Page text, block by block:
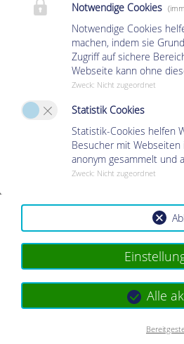
Notwendige Cookies
Notwendige Cookies
machen, indem sie
Zugriff auf sichere
Webseite kann ohne
Zweck: Nicht zugeordnet
Statistik Cookies
Statistik-Cookies helfen
Besucher mit
anonym gesammelt und
Zweck: Nicht zugeordnet
Alle